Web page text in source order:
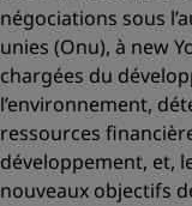
négociations sous
unies (Onu), à new
chargées du
l’environnement,
ressources
développement, et,
nouveaux objectifs